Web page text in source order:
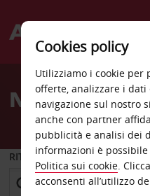
Welcome
AvisNoleggio
RITIRO DA
Cookies policy
Utilizziamo i cookie per
offerte, analizzare i dati
navigazione sul nostro
anche con partner
pubblicità e analisi dei
informazioni è
Politica sui cookie.
acconsenti all’utilizzo